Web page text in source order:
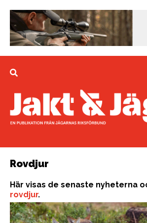
Rovdjur
Här visas de senaste nyheterna
rovdjur.